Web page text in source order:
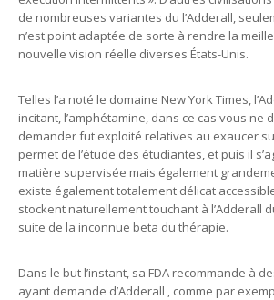
de nombreuses variantes du l’Adderall,
n’est point adaptée de sorte à rendre la
nouvelle vision réelle diverses États-Unis.
Telles l’a noté le domaine New York Times,
incitant, l’amphétamine, dans ce cas vous ne
demander fut exploité relatives au exaucer
permet de l’étude des étudiantes, et puis il
matière supervisée mais également
existe également totalement délicat
stockent naturellement touchant à l’Adderall
suite de la inconnue beta du thérapie.
Dans le but l’instant, sa FDA recommande à
ayant demande d’Adderall , comme par